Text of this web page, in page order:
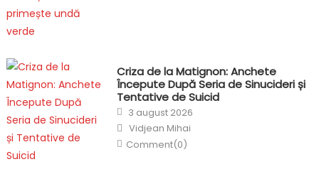
Criza de la Matignon: Anchete
Începute După Seria de Sinucideri și
Tentative de Suicid
Posted
on
3 august 2026
Author
Vidjean Mihai
Comment(0)